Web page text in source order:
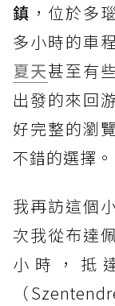
鎮 ，位於多
多小時的車
夏天甚至有
出發的來回
好完整的瀏
不錯的選擇。
我再訪這個
次我從布達
小時，抵
（